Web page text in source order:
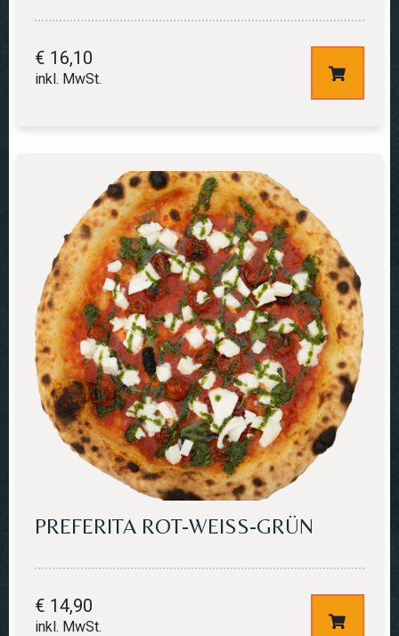
€ 16,10
inkl. MwSt.
PREFERITA ROT-WEISS-GRÜN
€ 14,90
inkl. MwSt.